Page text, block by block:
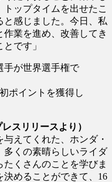
ップタイムを出せたこ
と感じました。今日、私
業を進め、改善してき
です」
ポイントを獲得し
スリリースより）
与えてくれた、ホンダ・
多くの素晴らしいライダ
くさんのことを学びま
決めることができて、16